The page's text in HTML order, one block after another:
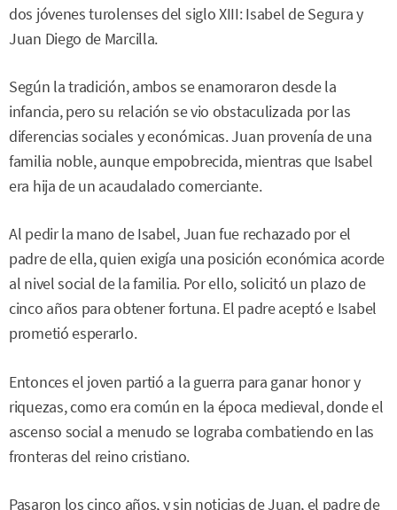
dos jóvenes turolenses del siglo XIII: Isabel de Segura y
Juan Diego de Marcilla.
Según la tradición, ambos se enamoraron desde la
infancia, pero su relación se vio obstaculizada por las
diferencias sociales y económicas. Juan provenía de una
familia noble, aunque empobrecida, mientras que Isabel
era hija de un acaudalado comerciante.
Al pedir la mano de Isabel, Juan fue rechazado por el
padre de ella, quien exigía una posición económica acorde
al nivel social de la familia. Por ello, solicitó un plazo de
cinco años para obtener fortuna. El padre aceptó e Isabel
prometió esperarlo.
Entonces el joven partió a la guerra para ganar honor y
riquezas, como era común en la época medieval, donde el
ascenso social a menudo se lograba combatiendo en las
fronteras del reino cristiano.
Pasaron los cinco años, y sin noticias de Juan, el padre de